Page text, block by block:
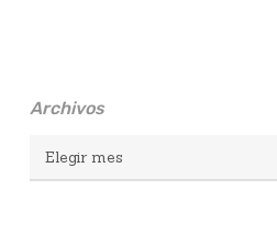
Archivos
Archivos